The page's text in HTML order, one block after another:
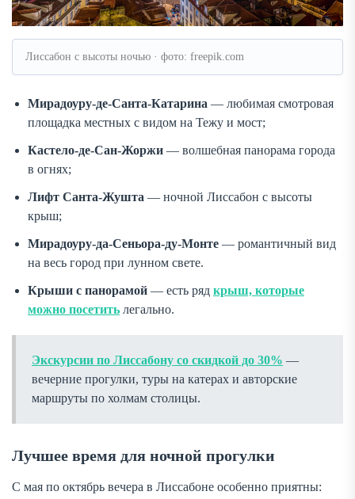
Лиссабон с высоты ночью · фото: freepik.com
Мирадоуру-де-Санта-Катарина — любимая смотровая
площадка местных с видом на Тежу и мост;
Кастело-де-Сан-Жоржи — волшебная панорама города
в огнях;
Лифт Санта-Жушта — ночной Лиссабон с высоты
крыш;
Мирадоуру-да-Сеньора-ду-Монте — романтичный вид
на весь город при лунном свете.
Крыши с панорамой — есть ряд крыш, которые
можно посетить легально.
Экскурсии по Лиссабону со скидкой до 30% —
вечерние прогулки, туры на катерах и авторские
маршруты по холмам столицы.
Лучшее время для ночной прогулки
С мая по октябрь вечера в Лиссабоне особенно приятны: